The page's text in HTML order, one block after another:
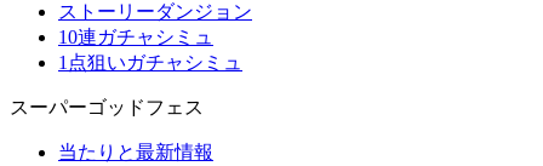
ストーリーダンジョン
10連ガチャシミュ
1点狙いガチャシミュ
スーパーゴッドフェス
当たりと最新情報